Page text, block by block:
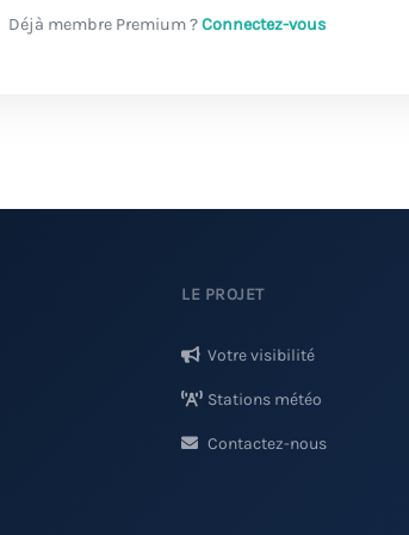
Déjà membre Premium ?Connectez-vous
LE PROJET
Votre visibilité
Stations météo
Contactez-nous